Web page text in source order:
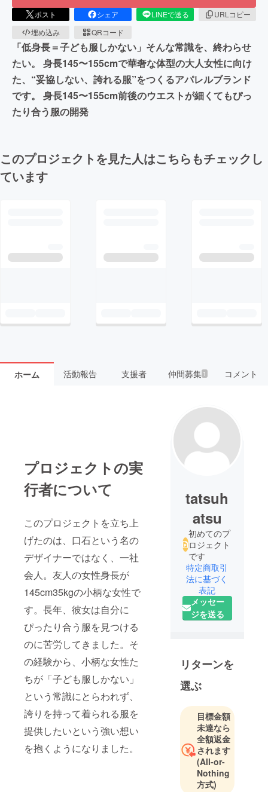
ポスト シェア LINEで送る
URLコピー
埋め込み
QRコード
「低身長＝子ども服しかない」そんな常識を、終わらせ
たい。 身長145〜155cmで華奢な体型の大人女性に向け
た、“妥協しない、誇れる服”をつくるアパレルブランド
です。 身長145〜155cm前後のウエストが細くてもぴっ
たり合う服の開発
このプロジェクトを見た人はこちらもチェックし
ています
ホーム 活動報告 支援者 仲間募集 1 コメント
プロジェクトの実
行者について
このプロジェクトを立ち上
げたのは、口石という名の
デザイナーではなく、一社
会人。友人の女性身長が
145cm35kgの小柄な女性で
す。長年、彼女は自分に
ぴったり合う服を見つける
のに苦労してきました。そ
の経験から、小柄な女性た
ちが「子ども服しかない」
という常識にとらわれず、
誇りを持って着られる服を
提供したいという強い想い
を抱くようになりました。
tatsuh
atsu
初めてのプ
ロジェクト
です
特定商取引
法に基づく
表記
メッセー
ジを送る
リターンを
選ぶ
目標金額
未達なら
全額返金
されます
(All-or-
Nothing
方式)